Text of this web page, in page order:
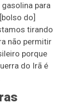
para
do]
tirando
não permitir
porque
do Irã é